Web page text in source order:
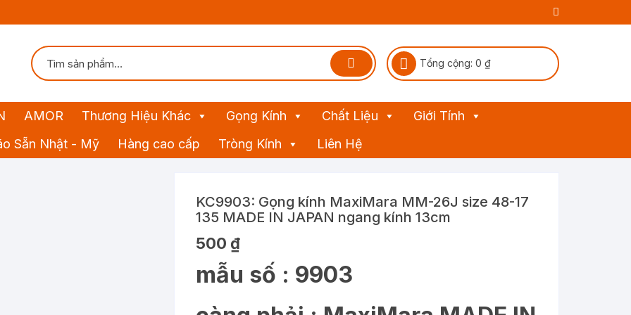
Tổng cộng: 0 ₫
AMOR Thương Hiệu Khác Gọng Kính Chất Liệu
Giới Tính
Sẵn Nhật - Mỹ Hàng cao cấp Tròng Kính Liên Hệ
KC9903: Gọng kính MaxiMara MM-26J size 48-17
135 MADE IN JAPAN ngang kính 13cm
500 ₫
mẫu số : 9903